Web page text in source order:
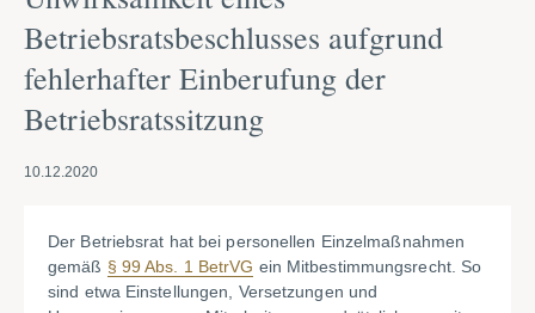
Betriebsratsbeschlusses aufgrund
fehlerhafter Einberufung der
Betriebsratssitzung
10.12.2020
Der Betriebsrat hat bei personellen Einzelmaßnahmen
gemäß § 99 Abs. 1 BetrVG ein Mitbestimmungsrecht. So
sind etwa Einstellungen, Versetzungen und